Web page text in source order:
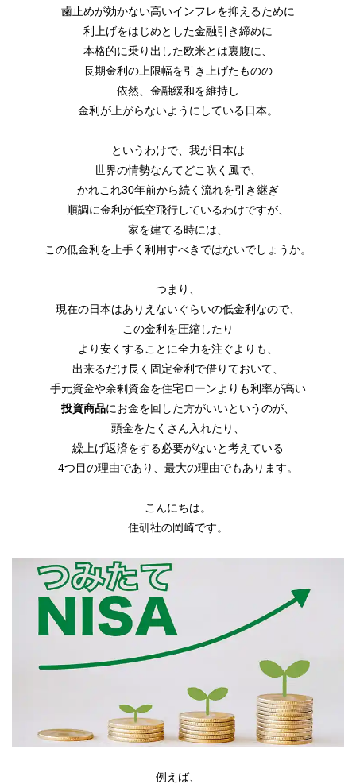
スタッフ紹介
オーナーズクララブ
店舗紹介・会社概要
求人・採用情報
歯止めが効かない高いインフレを抑えるために
利上げをはじめとした金融引き締めに
本格的に乗り出した欧米とは裏腹に、
長期金利の上限幅を引き上げたものの
依然、金融緩和を維持し
金利が上がらないようにしている日本。
というわけで、我が日本は
世界の情勢なんてどこ吹く風で、
かれこれ30年前から続く流れを引き継ぎ
順調に金利が低空飛行しているわけですが、
家を建てる時には、
この低金利を上手く利用すべきではないでしょうか。
つまり、
現在の日本はありえないぐらいの低金利なので、
この金利を圧縮したり
より安くすることに全力を注ぐよりも、
出来るだけ長く固定金利で借りておいて、
手元資金や余剰資金を住宅ローンよりも利率が高い
投資商品にお金を回した方がいいというのが、
頭金をたくさん入れたり、
繰上げ返済をする必要がないと考えている
4つ目の理由であり、最大の理由でもあります。
こんにちは。
住研社の岡崎です。
例えば、